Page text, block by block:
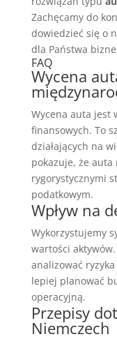
Zachęcamy do
dowiedzieć się o
dla Państwa
FAQ
Wycena
Wycena auta jest
finansowych. To
działających na
pokazuje, że auta
rygorystycznymi
podatkowym.
Wpływ na
Wykorzystujemy
wartości
analizować
lepiej planować
operacyjną.
Przepisy
Niemczech